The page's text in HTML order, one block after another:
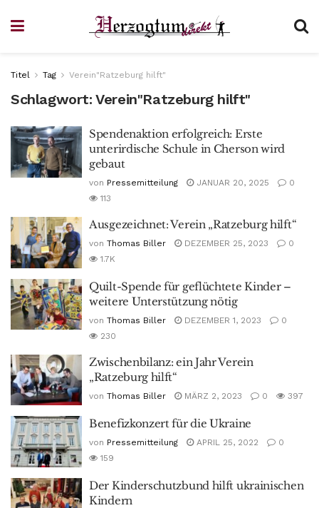
Titel Tag Verein"Ratzeburg hilft"
Schlagwort:Verein"Ratzeburg hilft"
Spendenaktion erfolgreich: Erste
unterirdische Schule in Cherson wird
gebaut
von Pressemitteilung JANUAR 20, 2025
0
113
Ausgezeichnet: Verein „Ratzeburg hilft“
von Thomas Biller DEZEMBER 25, 2023
0
1.7K
Quilt-Spende für geflüchtete Kinder –
weitere Unterstützung nötig
von Thomas Biller DEZEMBER 1, 2023
0
230
Zwischenbilanz: ein Jahr Verein
„Ratzeburg hilft“
von Thomas Biller MÄRZ 2, 2023 0 397
Benefizkonzert für die Ukraine
von Pressemitteilung APRIL 25, 2022
0
159
Der Kinderschutzbund hilft ukrainischen
Kindern